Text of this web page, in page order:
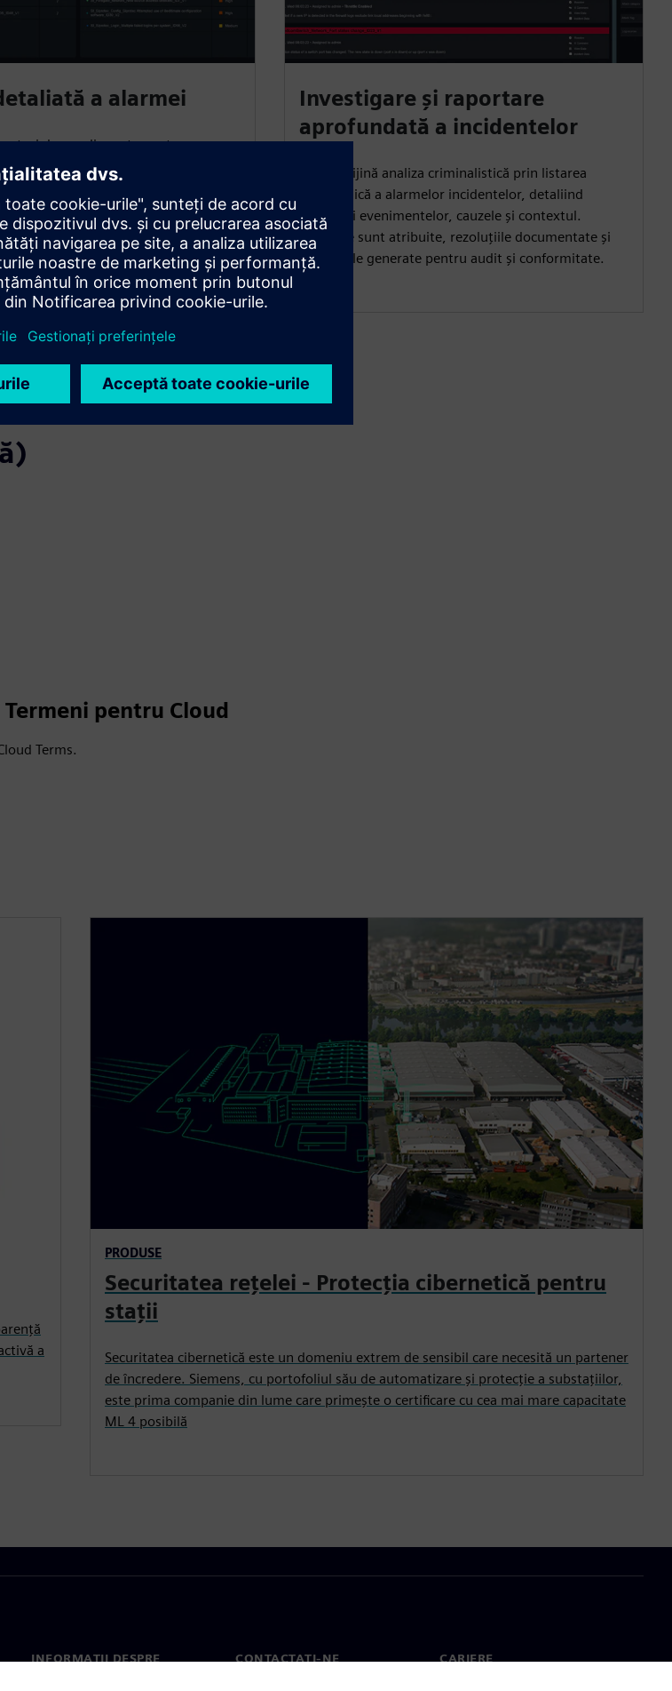
a alarmei
seturi de reguli curate pentru
și SCADA pentru a clasifica
zgomotul și a detecta anomalii.
o anomalie a atacatorului, se
și operatorul este notificat
Investigare și raportare
aprofundată a incidentelor
SIEM sprijină analiza criminalistică prin listarea
cronologică a alarmelor incidentelor, detaliind
inițiatorii evenimentelor, cauzele și contextul.
Alarmele sunt atribuite, rezoluțiile documentate și
rapoartele generate pentru audit și conformitate.
pentru Cloud
Terms.
a
PRODUSE
Securitatea rețelei - Protecția cibernetică pentru
stații
Securitatea cibernetică este un domeniu extrem de sensibil care necesită un partener
de încredere. Siemens, cu portofoliul său de automatizare și protecție a substațiilor,
este prima companie din lume care primește o certificare cu cea mai mare capacitate
ML 4 posibilă
INFORMAȚII DESPRE
CONTACTAȚI-NE CARIERE